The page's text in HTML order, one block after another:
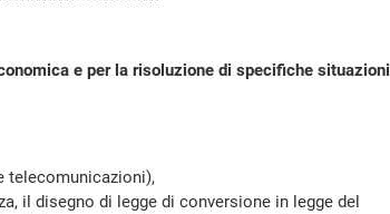
e per la risoluzione di specifiche situazioni
disegno di legge di conversione in legge del